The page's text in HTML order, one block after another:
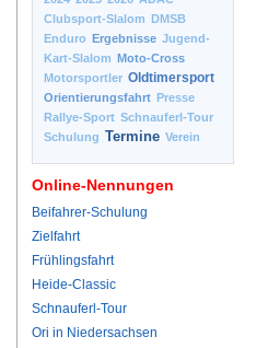
Clubsport-Slalom DMSB
Enduro Ergebnisse Jugend-
Kart-Slalom Moto-Cross
Motorsportler Oldtimersport
Orientierungsfahrt Presse
Rallye-Sport Schnauferl-Tour
Schulung Termine Verein
Online-Nennungen
Beifahrer-Schulung
Zielfahrt
Frühlingsfahrt
Heide-Classic
Schnauferl-Tour
Ori in Niedersachsen